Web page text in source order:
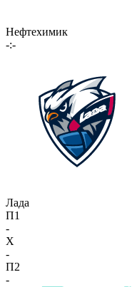
Нефтехимик
-:-
Лада
П1
-
X
-
П2
-